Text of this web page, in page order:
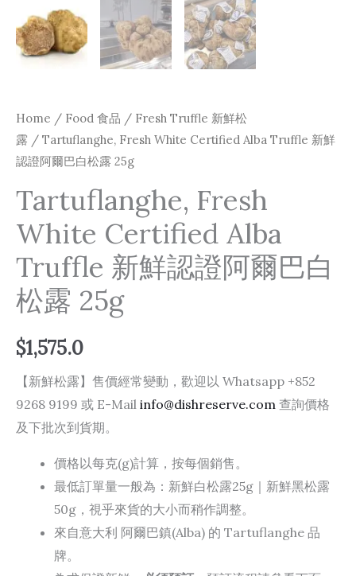
Home / Food 食品 / Fresh Truffle 新鮮松
露 / Tartuflanghe, Fresh White Certified Alba Truffle 新鮮
認證阿爾巴白松露 25g
Tartuflanghe, Fresh
White Certified Alba
Truffle 新鮮認證阿爾巴白
松露 25g
$1,575.0
【新鮮松露】售價經常變動，歡迎以 Whatsapp +852
9268 9199 或 E-Mail info@dishreserve.com 查詢價格
及下批次到貨期。
價格以每克(g)計算，按每個銷售。
最低訂單量一般為：新鮮白松露25g｜新鮮黑松露
50g，視乎來貨的大小而稍作調整。
來自意大利 阿爾巴鎮(Alba) 的 Tartuflanghe 品
牌。